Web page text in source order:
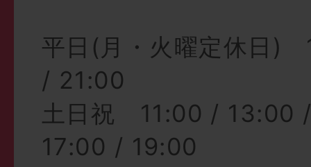
平日(月・火曜定休日)
/ 21:00
土日祝 11:00 / 13:00
17:00 / 19:00